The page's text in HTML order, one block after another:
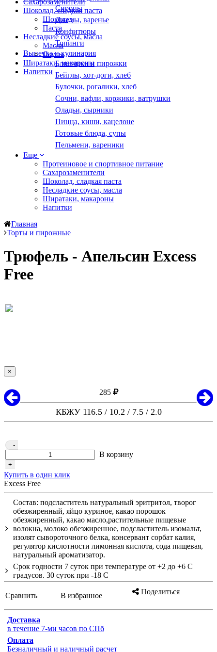
Сахарозаменители
Шоколад, сладкая паста
Шоколад
Паста
Несладкие соусы, масла
Масла
Соусы
Ширатаки, макароны
Напитки
Сиропы
Джемы, варенье
Конфитюры
Топинги
Выпечка и кулинария
Блинчики и пирожки
Бейглы, хот-доги, хлеб
Булочки, рогалики, хлеб
Сочни, вафли, коржики, ватрушки
Оладьи, сырники
Пицца, киши, кацелоне
Готовые блюда, супы
Пельмени, вареники
Еще
Протеиновое и спортивное питание
Сахарозаменители
Шоколад, сладкая паста
Несладкие соусы, масла
Ширатаки, макароны
Напитки
Главная
Торты и пирожные
Трюфель - Апельсин Excess
Free
×
285
КБЖУ 116.5 / 10.2 / 7.5 / 2.0
-
+
В корзину
Купить в один клик
Excess Free
Состав: подсластитель натуральный эритритол, творог
обезжиренный, яйцо куриное, какао порошок
обезжиренный, какао масло,растительные пищевые
волокна, молоко обезжиренное, подсластитель изомальт,
изолят сывороточного белка, консервант сорбат калия,
регулятор кислотности лимонная кислота, сода пищевая,
натуральный ароматизатор.
Срок годности 7 суток при температуре от +2 до +6 С
градусов. 30 суток при -18 С
Сравнить В избранное Поделиться
Доставка
в течение 7-ми часов по СПб
Оплата
Безналичный и наличный расчет